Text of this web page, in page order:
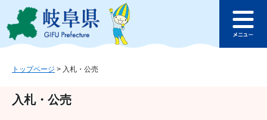
ジ
ュ
このページの本文へ
ュ
トップページ > 入札・公売
入札・公売